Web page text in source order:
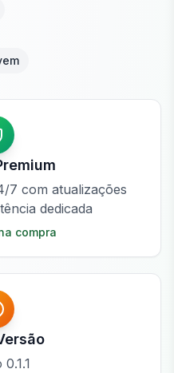
7 com atualizações
dedicada
compra
0.1.1